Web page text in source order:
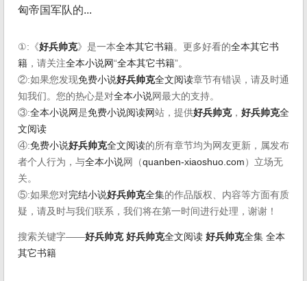
匈帝国军队的...
①:《好兵帅克》是一本全本其它书籍。更多好看的全本其它书
籍 ，请关注全本小说网“全本其它书籍”。
②:如果您发现免费小说好兵帅克全文阅读章节有错误，请及时通
知我们。您的热心是对全本小说网最大的支持。
③:全本小说网是免费小说阅读网站，提供好兵帅克， 好兵帅克全
文阅读
④:免费小说好兵帅克全文阅读的所有章节均为网友更新，属发布
者个人行为，与全本小说网（quanben-xiaoshuo.com ）立场无
关。
⑤:如果您对完结小说好兵帅克全集的作品版权、内容等方面有质
疑，请及时与我们联系，我们将在第一时间进行处理，谢谢！
搜索关键字——好兵帅克 好兵帅克全文阅读 好兵帅克全集 全本
其它书籍